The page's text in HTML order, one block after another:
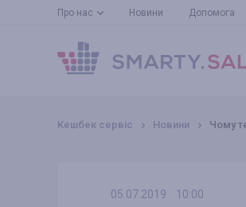
Про нас Новини Допомога
Кешбек сервіс Новини Чому
05.07.2019 10:00